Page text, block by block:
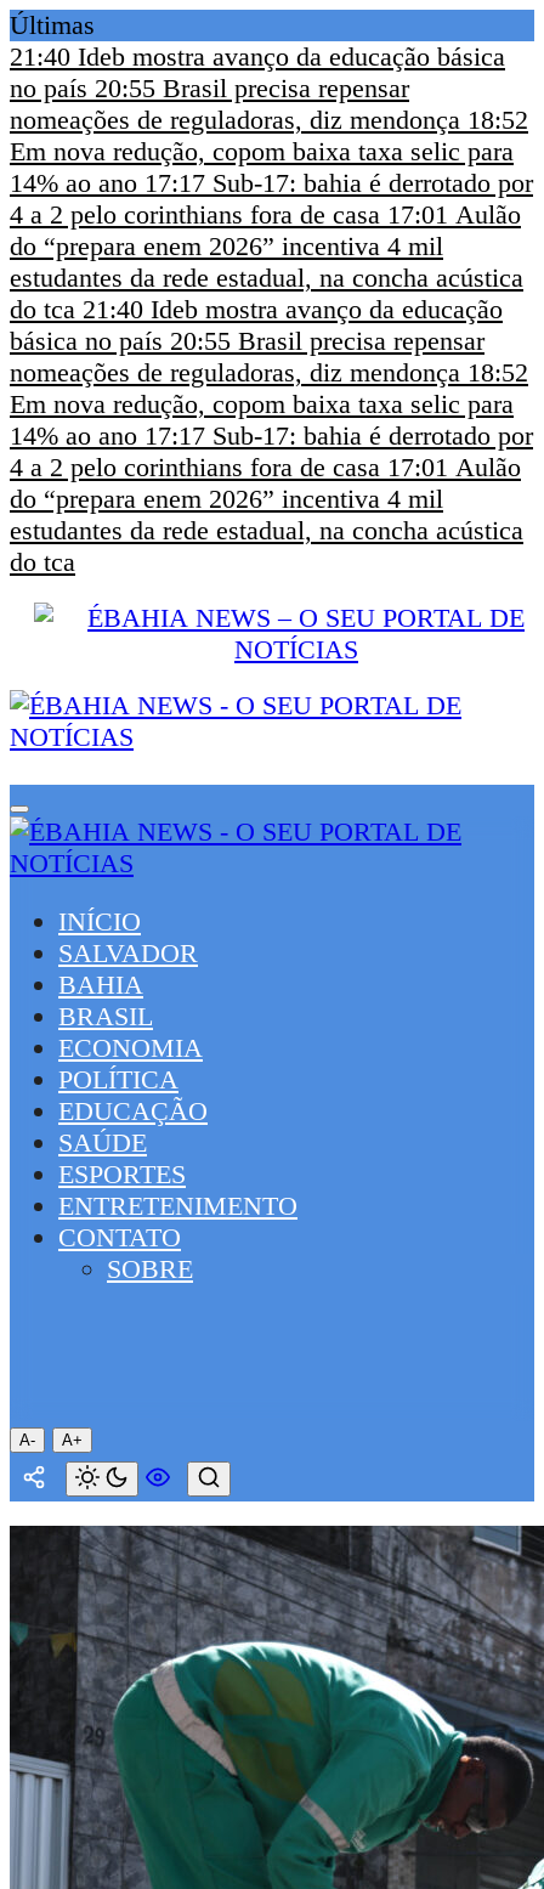
Últimas
21:40 Ideb mostra avanço da educação básica
no país 20:55 Brasil precisa repensar
nomeações de reguladoras, diz mendonça 18:52
Em nova redução, copom baixa taxa selic para
14% ao ano 17:17 Sub-17: bahia é derrotado por
4 a 2 pelo corinthians fora de casa 17:01 Aulão
do “prepara enem 2026” incentiva 4 mil
estudantes da rede estadual, na concha acústica
do tca 21:40 Ideb mostra avanço da educação
básica no país 20:55 Brasil precisa repensar
nomeações de reguladoras, diz mendonça 18:52
Em nova redução, copom baixa taxa selic para
14% ao ano 17:17 Sub-17: bahia é derrotado por
4 a 2 pelo corinthians fora de casa 17:01 Aulão
do “prepara enem 2026” incentiva 4 mil
estudantes da rede estadual, na concha acústica
do tca
INÍCIO
SALVADOR
BAHIA
BRASIL
ECONOMIA
POLÍTICA
EDUCAÇÃO
SAÚDE
ESPORTES
ENTRETENIMENTO
CONTATO
SOBRE
A- A+